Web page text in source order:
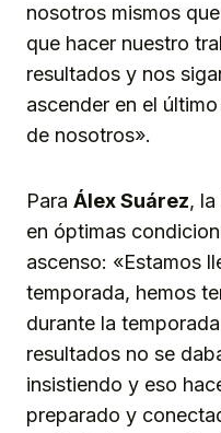
nosotros mismos
que hacer nuestro
resultados y nos
ascender en el
de nosotros».
Para Álex Suárez,
en óptimas
ascenso: «Estamos
temporada, hemos
durante la
resultados no se
insistiendo y eso
preparado y